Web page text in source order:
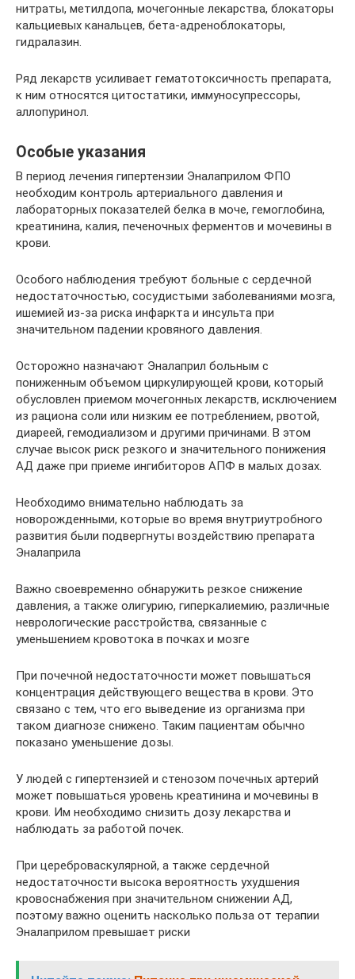
нитраты, метилдопа, мочегонные лекарства, блокаторы
кальциевых канальцев, бета-адреноблокаторы,
гидралазин.
Ряд лекарств усиливает гематотоксичность препарата,
к ним относятся цитостатики, иммуносупрессоры,
аллопуринол.
Особые указания
В период лечения гипертензии Эналаприлом ФПО
необходим контроль артериального давления и
лабораторных показателей белка в моче, гемоглобина,
креатинина, калия, печеночных ферментов и мочевины в
крови.
Особого наблюдения требуют больные с сердечной
недостаточностью, сосудистыми заболеваниями мозга,
ишемией из-за риска инфаркта и инсульта при
значительном падении кровяного давления.
Осторожно назначают Эналаприл больным с
пониженным объемом циркулирующей крови, который
обусловлен приемом мочегонных лекарств, исключением
из рациона соли или низким ее потреблением, рвотой,
диареей, гемодиализом и другими причинами. В этом
случае высок риск резкого и значительного понижения
АД даже при приеме ингибиторов АПФ в малых дозах.
Необходимо внимательно наблюдать за
новорожденными, которые во время внутриутробного
развития были подвергнуты воздействию препарата
Эналаприла
Важно своевременно обнаружить резкое снижение
давления, а также олигурию, гиперкалиемию, различные
неврологические расстройства, связанные с
уменьшением кровотока в почках и мозге
При почечной недостаточности может повышаться
концентрация действующего вещества в крови. Это
связано с тем, что его выведение из организма при
таком диагнозе снижено. Таким пациентам обычно
показано уменьшение дозы.
У людей с гипертензией и стенозом почечных артерий
может повышаться уровень креатинина и мочевины в
крови. Им необходимо снизить дозу лекарства и
наблюдать за работой почек.
При цереброваскулярной, а также сердечной
недостаточности высока вероятность ухудшения
кровоснабжения при значительном снижении АД,
поэтому важно оценить насколько польза от терапии
Эналаприлом превышает риски